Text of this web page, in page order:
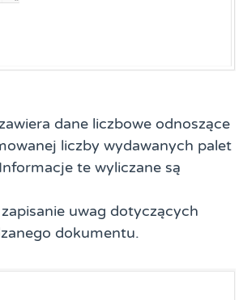
dane liczbowe odnoszące
liczby wydawanych palet
te wyliczane są
uwag dotyczących
dokumentu.